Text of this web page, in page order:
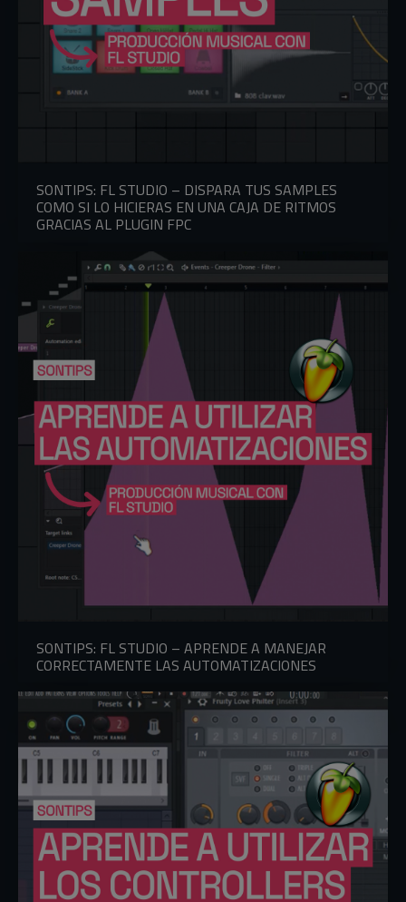
SONTIPS: FL STUDIO – DISPARA TUS SAMPLES
COMO SI LO HICIERAS EN UNA CAJA DE RITMOS
GRACIAS AL PLUGIN FPC
SONTIPS: FL STUDIO – APRENDE A MANEJAR
CORRECTAMENTE LAS AUTOMATIZACIONES